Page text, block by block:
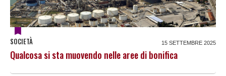
SOCIETÀ 15 SETTEMBRE 2025
Qualcosa si sta muovendo nelle aree di bonifica